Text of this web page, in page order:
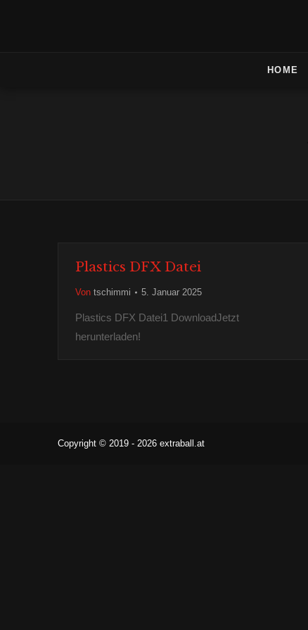
HOME
Plastics DFX Datei
Von tschimmi 5. Januar 2025
Plastics DFX Datei1 DownloadJetzt
herunterladen!
Copyright © 2019 - 2026 extraball.at